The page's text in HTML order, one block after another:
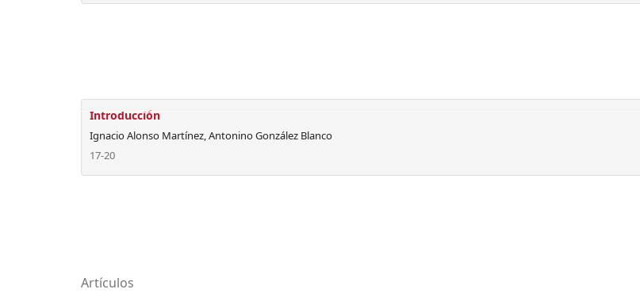
Introducción
Ignacio Alonso Martínez, Antonino González Blanco
17-20
Artículos